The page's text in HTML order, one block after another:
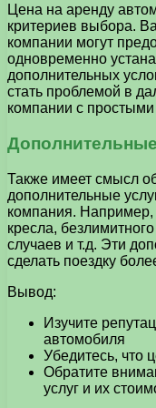
Цена на аренду
критериев выбора.
компании могут
одновременно
дополнительных
стать проблемой в
компании с
Также имеет смысл
дополнительные
компания. Например,
кресла,
случаев и т.д. Эти
сделать поездку
Вывод:
Изучите
автомобиля
Убедитесь, что
Обратите
услуг и их